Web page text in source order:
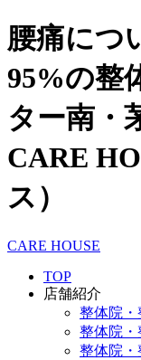
腰痛につ
95%の整
ター南・
CARE
ス）
CARE HOUSE
TOP
店舗紹介
整体院・
整体院・
整体院・